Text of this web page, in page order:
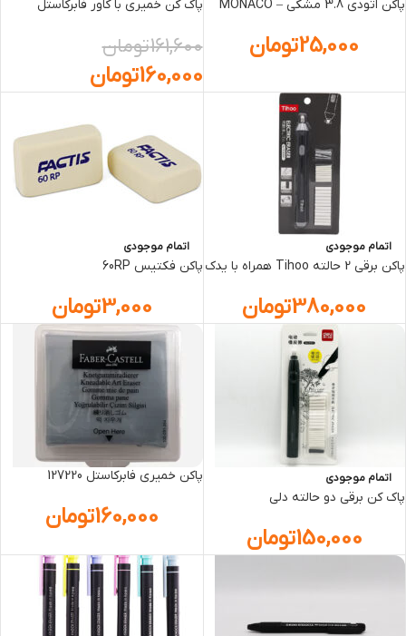
پاکن اتودي 3.8 مشکي – MONACO
25,000تومان
پاک کن خمیری با کاور فابرکاستل
161,600تومان
160,000تومان
اتمام موجودی
پاکن برقي 2 حالته Tihoo همراه با یدک
380,000تومان
اتمام موجودی
پاکن فکتیس 60RP
3,000تومان
اتمام موجودی
پاک کن برقي دو حالته دلي
150,000تومان
پاکن خمیری فابرکاستل 127220
160,000تومان